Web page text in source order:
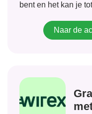
bent en het kan je
direct aanvragen!
Naar de